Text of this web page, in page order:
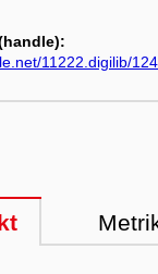
11222.digilib/